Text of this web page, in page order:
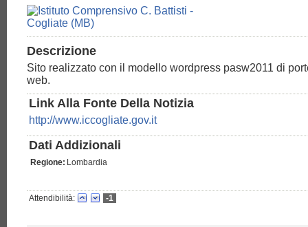
Descrizione
Sito realizzato con il modello wordpress pasw2011 di
web.
Link Alla Fonte Della Notizia
http://www.iccogliate.gov.it
Dati Addizionali
Regione: Lombardia
Attendibilità: -1